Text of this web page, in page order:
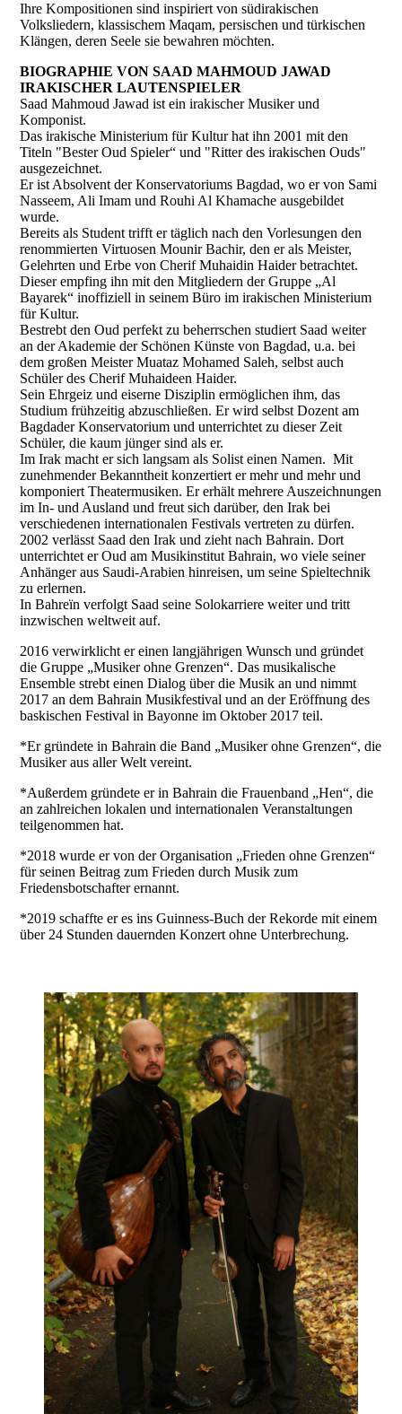
Ihre Kompositionen sind inspiriert von südirakischen
Volksliedern, klassischem Maqam, persischen und türkischen
Klängen, deren Seele sie bewahren möchten.
BIOGRAPHIE VON SAAD MAHMOUD JAWAD
IRAKISCHER LAUTENSPIELER
Saad Mahmoud Jawad ist ein irakischer Musiker und
Komponist.
Das irakische Ministerium für Kultur hat ihn 2001 mit den
Titeln "Bester Oud Spieler“ und "Ritter des irakischen Ouds"
ausgezeichnet.
Er ist Absolvent der Konservatoriums Bagdad, wo er von Sami
Nasseem, Ali Imam und Rouhi Al Khamache ausgebildet
wurde.
Bereits als Student trifft er täglich nach den Vorlesungen den
renommierten Virtuosen Mounir Bachir, den er als Meister,
Gelehrten und Erbe von Cherif Muhaidin Haider betrachtet.
Dieser empfing ihn mit den Mitgliedern der Gruppe „Al
Bayarek“ inoffiziell in seinem Büro im irakischen Ministerium
für Kultur.
Bestrebt den Oud perfekt zu beherrschen studiert Saad weiter
an der Akademie der Schönen Künste von Bagdad, u.a. bei
dem großen Meister Muataz Mohamed Saleh, selbst auch
Schüler des Cherif Muhaideen Haider.
Sein Ehrgeiz und eiserne Disziplin ermöglichen ihm, das
Studium frühzeitig abzuschließen. Er wird selbst Dozent am
Bagdader Konservatorium und unterrichtet zu dieser Zeit
Schüler, die kaum jünger sind als er.
Im Irak macht er sich langsam als Solist einen Namen. Mit
zunehmender Bekanntheit konzertiert er mehr und mehr und
komponiert Theatermusiken. Er erhält mehrere Auszeichnungen
im In- und Ausland und freut sich darüber, den Irak bei
verschiedenen internationalen Festivals vertreten zu dürfen.
2002 verlässt Saad den Irak und zieht nach Bahrain. Dort
unterrichtet er Oud am Musikinstitut Bahrain, wo viele seiner
Anhänger aus Saudi-Arabien hinreisen, um seine Spieltechnik
zu erlernen.
In Bahreïn verfolgt Saad seine Solokarriere weiter und tritt
inzwischen weltweit auf.
2016 verwirklicht er einen langjährigen Wunsch und gründet
die Gruppe „Musiker ohne Grenzen“. Das musikalische
Ensemble strebt einen Dialog über die Musik an und nimmt
2017 an dem Bahrain Musikfestival und an der Eröffnung des
baskischen Festival in Bayonne im Oktober 2017 teil.
*Er gründete in Bahrain die Band „Musiker ohne Grenzen“, die
Musiker aus aller Welt vereint.
*Außerdem gründete er in Bahrain die Frauenband „Hen“, die
an zahlreichen lokalen und internationalen Veranstaltungen
teilgenommen hat.
*2018 wurde er von der Organisation „Frieden ohne Grenzen“
für seinen Beitrag zum Frieden durch Musik zum
Friedensbotschafter ernannt.
*2019 schaffte er es ins Guinness-Buch der Rekorde mit einem
über 24 Stunden dauernden Konzert ohne Unterbrechung.